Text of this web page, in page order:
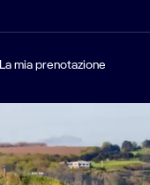
La mia prenotazione